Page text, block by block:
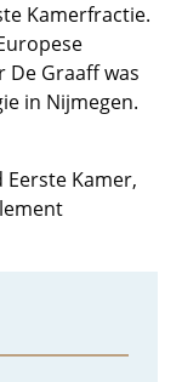
Kamerfractie.
De Graaff was
in Nijmegen.
Kamer,